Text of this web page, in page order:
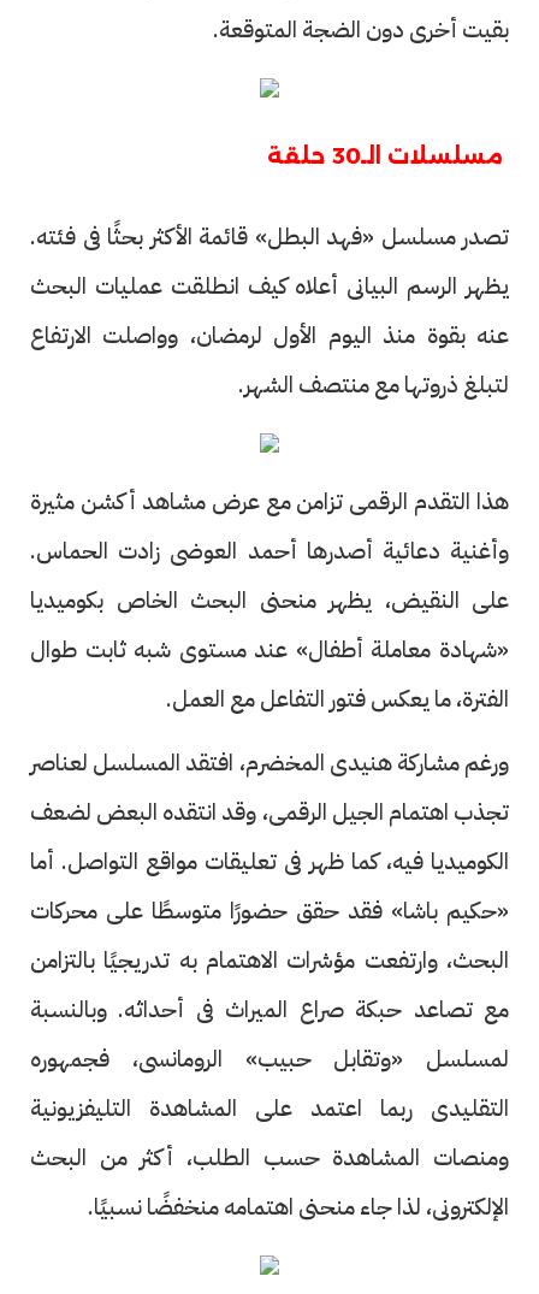
بقيت أخرى دون الضجة المتوقعة.
مسلسلات الـ30 حلقة
تصدر مسلسل «فهد البطل» قائمة الأكثر بحثًا فى فئته.
يظهر الرسم البيانى أعلاه كيف انطلقت عمليات البحث
عنه بقوة منذ اليوم الأول لرمضان، وواصلت الارتفاع
لتبلغ ذروتها مع منتصف الشهر.
هذا التقدم الرقمى تزامن مع عرض مشاهد أكشن مثيرة
وأغنية دعائية أصدرها أحمد العوضى زادت الحماس.
على النقيض، يظهر منحنى البحث الخاص بكوميديا
«شهادة معاملة أطفال» عند مستوى شبه ثابت طوال
الفترة، ما يعكس فتور التفاعل مع العمل.
ورغم مشاركة هنيدى المخضرم، افتقد المسلسل لعناصر
تجذب اهتمام الجيل الرقمى، وقد انتقده البعض لضعف
الكوميديا فيه، كما ظهر فى تعليقات مواقع التواصل. أما
«حكيم باشا» فقد حقق حضورًا متوسطًا على محركات
البحث، وارتفعت مؤشرات الاهتمام به تدريجيًا بالتزامن
مع تصاعد حبكة صراع الميراث فى أحداثه. وبالنسبة
لمسلسل «وتقابل حبيب» الرومانسى، فجمهوره
التقليدى ربما اعتمد على المشاهدة التليفزيونية
ومنصات المشاهدة حسب الطلب، أكثر من البحث
الإلكترونى، لذا جاء منحنى اهتمامه منخفضًا نسبيًا.